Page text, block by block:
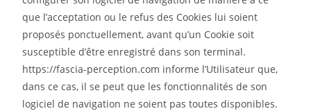
que l’acceptation ou le refus des Cookies lui soient
proposés ponctuellement, avant qu’un Cookie soit
susceptible d’être enregistré dans son terminal.
https://fascia-perception.com informe l’Utilisateur que,
dans ce cas, il se peut que les fonctionnalités de son
logiciel de navigation ne soient pas toutes disponibles.